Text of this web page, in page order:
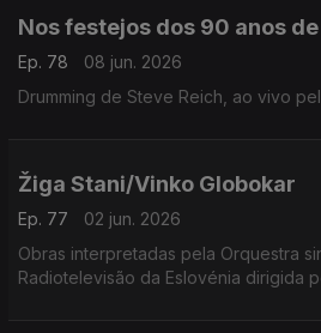
Nos festejos dos 90 anos
Ep. 78
08 jun. 2026
Drumming de Steve Reich, ao vivo
Žiga Stani/Vinko Globokar
Ep. 77
02 jun. 2026
Obras interpretadas pela Orquestra
Radiotelevisão da Eslovénia dirigida